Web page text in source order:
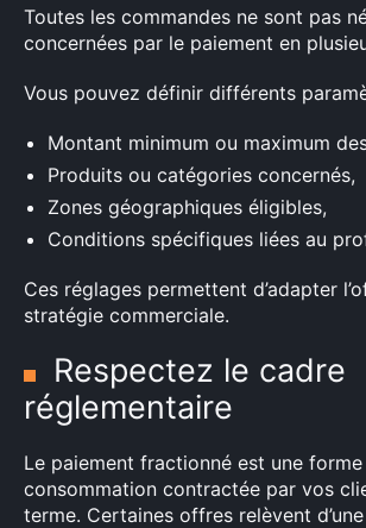
Toutes les commandes ne sont pas
concernées par le paiement en
Vous pouvez définir différents
Montant minimum ou maximum
Produits ou catégories concernés,
Zones géographiques éligibles,
Conditions spécifiques liées au
Ces réglages permettent d’adapter
stratégie commerciale.
Respectez le cadre
réglementaire
Le paiement fractionné est une
consommation contractée par vos
terme. Certaines offres relèvent